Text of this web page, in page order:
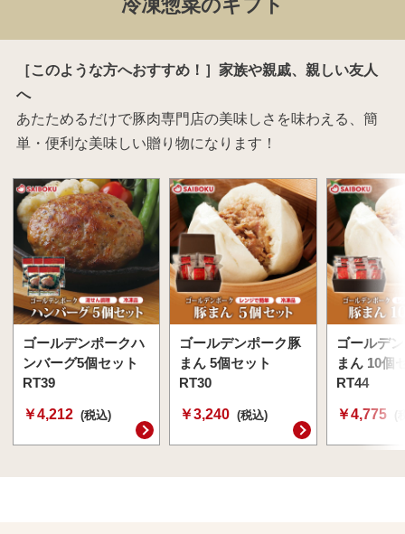
冷凍惣菜のギフト
［このような方へおすすめ！］家族や親戚、親しい友人
へ
あたためるだけで豚肉専門店の美味しさを味わえる、簡
単・便利な美味しい贈り物になります！
ゴールデンポークハ
ンバーグ5個セット
RT39
￥4,212 (税込)
ゴールデンポーク豚
まん 5個セット
RT30
￥3,240 (税込)
ゴールデ
まん 10個
RT44
￥4,775